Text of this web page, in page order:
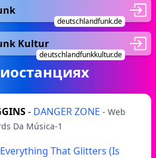
deutschlandfunk.de
Kultur
deutschlandfunkkultur.de
- DANGER ZONE - Web
Da Música-1
Everything That Glitters (Is